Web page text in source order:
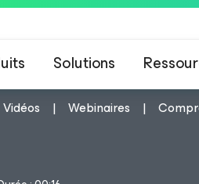
Solutions
Vidéos Webinaires